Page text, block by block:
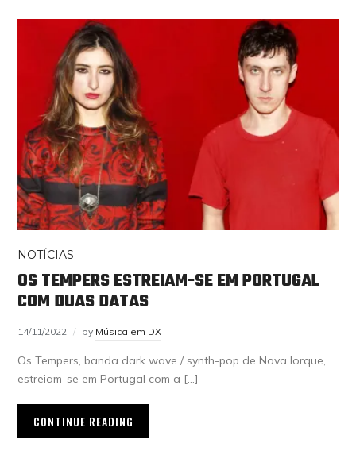
NOTÍCIAS
OS TEMPERS ESTREIAM-SE EM PORTUGAL
COM DUAS DATAS
14/11/2022 by Música em DX
Os Tempers, banda dark wave / synth-pop de Nova Iorque,
estreiam-se em Portugal com a […]
CONTINUE READING